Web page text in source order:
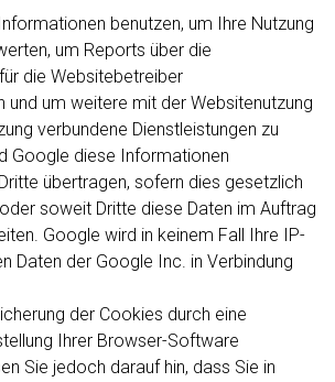
benutzen, um Ihre Nutzung
um Reports über die
die Websitebetreiber
und um weitere mit der Websitenutzung
verbundene Dienstleistungen zu
Google diese Informationen
übertragen, sofern dies gesetzlich
soweit Dritte diese Daten im Auftrag
Google wird in keinem Fall Ihre IP-
Daten der Google Inc. in Verbindung
der Cookies durch eine
Ihrer Browser-Software
Sie jedoch darauf hin, dass Sie in